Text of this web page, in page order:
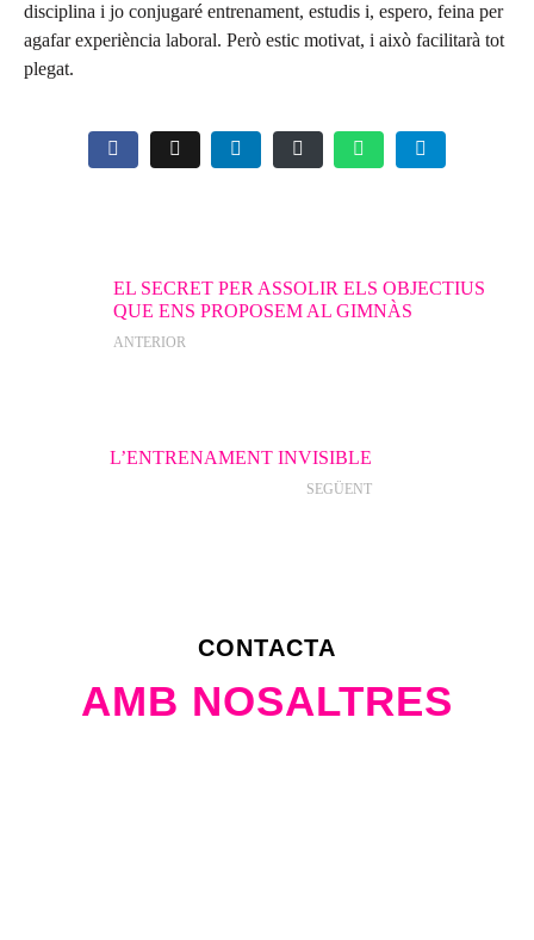
disciplina i jo conjugaré entrenament, estudis i, espero, feina per
agafar experiència laboral. Però estic motivat, i això facilitarà tot
plegat.
EL SECRET PER ASSOLIR ELS OBJECTIUS
QUE ENS PROPOSEM AL GIMNÀS
ANTERIOR
L’ENTRENAMENT INVISIBLE
SEGÜENT
CONTACTA
AMB NOSALTRES